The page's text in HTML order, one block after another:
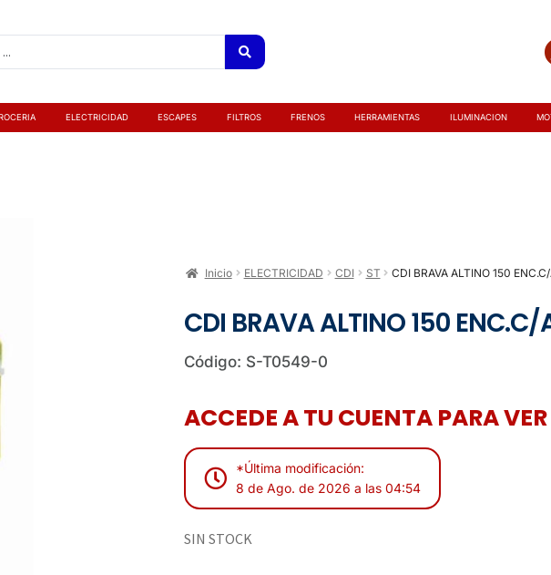
ELECTRICIDAD ESCAPES FILTROS FRENOS HERRAMIENTAS ILUMINACION
Inicio ELECTRICIDAD CDI ST CDI BRAVA ALTINO 150
CDI BRAVA ALTINO 150
Código: S-T0549-0
ACCEDE A TU CUENTA PARA
*Última modificación:
8 de Ago. de 2026 a las 04:54
SIN STOCK